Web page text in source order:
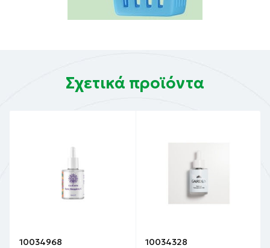
Σχετικά προϊόντα
10034968 10034328